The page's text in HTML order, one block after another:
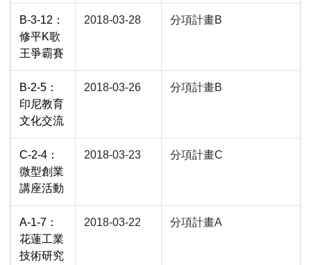
B-3-12：
修平K歌
王爭霸賽
2018-03-28 分項計畫B
B-2-5：
印尼教育
文化交流
2018-03-26 分項計畫B
C-2-4：
微型創業
講座活動
2018-03-23 分項計畫C
A-1-7：
花蓮工業
技術研究
2018-03-22 分項計畫A